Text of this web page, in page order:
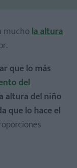
muchola altura
que lo más
del
altura del niño
que lo hace el